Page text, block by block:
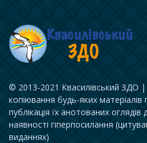
© 2013-2021 Квасилівський ЗДО
копіювання будь-яких
публікація їх анотованих
наявності гіперпосилання
виданнях)